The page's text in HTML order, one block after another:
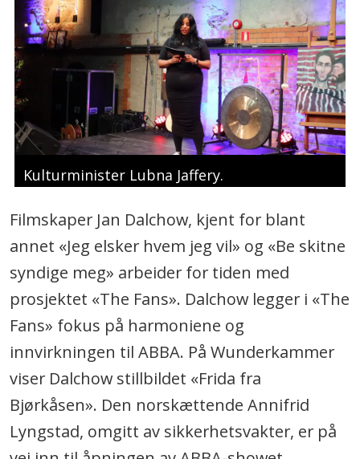
Kulturminister Lubna Jaffery.
Filmskaper Jan Dalchow, kjent for blant
annet «Jeg elsker hvem jeg vil» og «Be skitne
syndige meg» arbeider for tiden med
prosjektet «The Fans». Dalchow legger i «The
Fans» fokus på harmoniene og
innvirkningen til ABBA. På Wunderkammer
viser Dalchow stillbildet «Frida fra
Bjørkåsen». Den norskættende Annifrid
Lyngstad, omgitt av sikkerhetsvakter, er på